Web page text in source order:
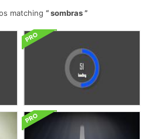
matching
sombras